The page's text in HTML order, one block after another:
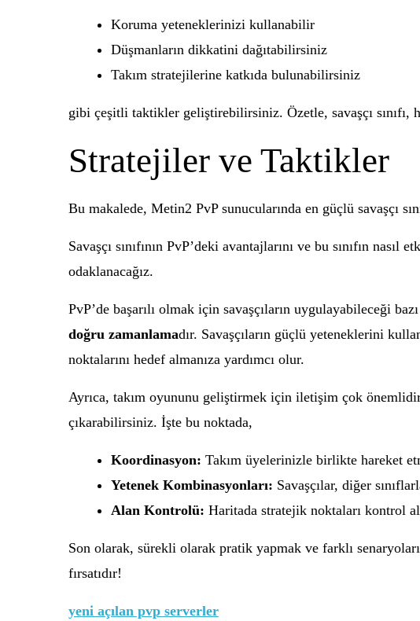
Koruma yeteneklerinizi kullanabilir
Düşmanların dikkatini dağıtabilirsiniz
Takım stratejilerine katkıda bulunabilirsiniz
gibi çeşitli taktikler geliştirebilirsiniz. Özetle, savaşçı
Stratejiler ve Taktikler
Bu makalede, Metin2 PvP sunucularında en güçlü savaşçı
Savaşçı sınıfının PvP’deki avantajlarını ve bu sınıfın
odaklanacağız.
PvP’de başarılı olmak için savaşçıların uygulayabileceği bazı
doğru zamanlamadır. Savaşçıların güçlü yeteneklerini
noktalarını hedef almanıza yardımcı olur.
Ayrıca, takım oyununu geliştirmek için iletişim çok
çıkarabilirsiniz. İşte bu noktada,
Koordinasyon: Takım üyelerinizle birlikte hareket
Yetenek Kombinasyonları: Savaşçılar, diğer
Alan Kontrolü: Haritada stratejik noktaları kontrol
Son olarak, sürekli olarak pratik yapmak ve farklı
fırsatıdır!
yeni açılan pvp serverler